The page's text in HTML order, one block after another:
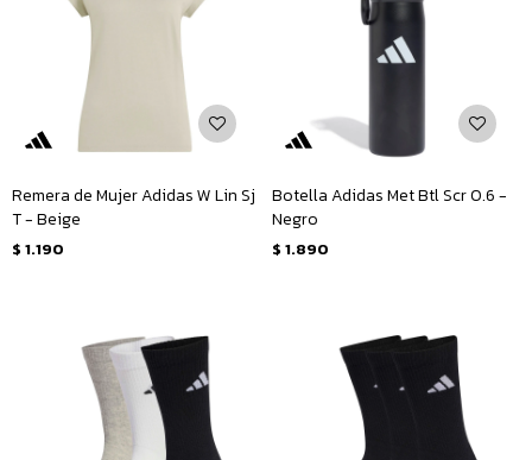
Remera de Mujer Adidas W Lin Sj
T - Beige
$ 1.190
Botella Adidas Met Btl Scr 0.6 -
Negro
$ 1.890